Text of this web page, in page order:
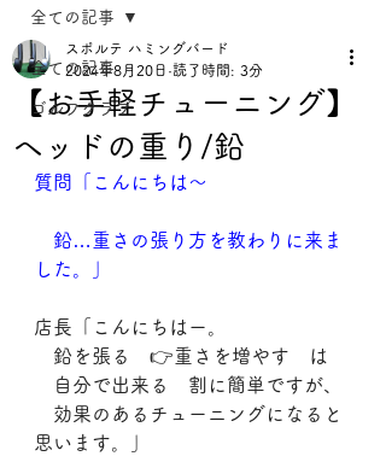
全ての記事
ゴルフクラブ
全ての記事
【お手軽チューニング】
ヘッドの重り/鉛
スポルテ ハミングバード
2024年8月20日 読了時間: 3分
質問「こんにちは～
鉛…重さの張り方を教わりに来ま
した。」
店長「こんにちはー。
鉛を張る　👉重さを増やす　は
自分で出来る　割に簡単ですが、
効果のあるチューニングになると
思います。」